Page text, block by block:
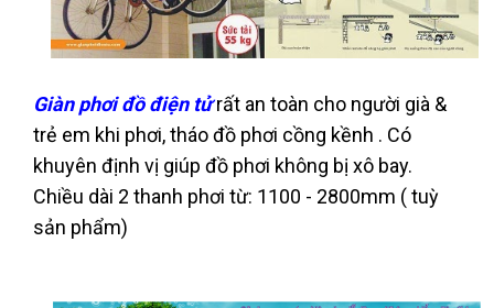
Giàn phơi đồ điện tửrất an toàn cho người già &
trẻ em khi phơi, tháo đồ phơi cồng kềnh . Có
khuyên định vị giúp đồ phơi không bị xô bay.
Chiều dài 2 thanh phơi từ: 1100 - 2800mm ( tuỳ
sản phẩm)